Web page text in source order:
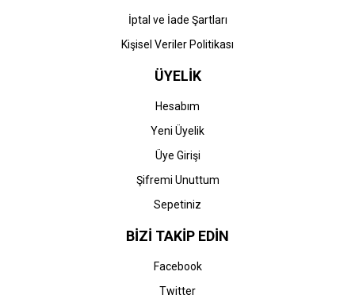
İptal ve İade Şartları
Kişisel Veriler Politikası
ÜYELİK
Hesabım
Yeni Üyelik
Üye Girişi
Şifremi Unuttum
Sepetiniz
BİZİ TAKİP EDİN
Facebook
Twitter